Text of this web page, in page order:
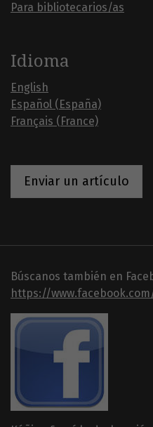
Para bibliotecarios/as
Idioma
English
Español (España)
Français (France)
Enviar un artículo
Búscanos también en
https://